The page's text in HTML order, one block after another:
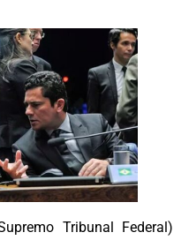
Tribunal Federal)